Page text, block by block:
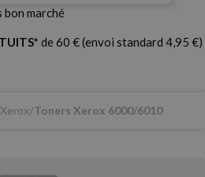
marché
de 60 € (envoi standard 4,95 €)
Xerox Toners Xerox 6000/6010